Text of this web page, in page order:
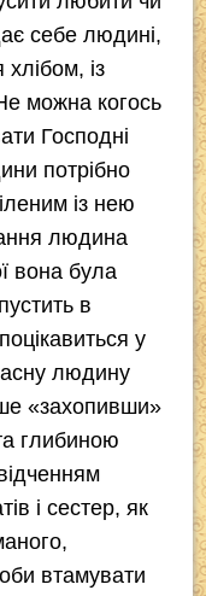
себе людині,
із
можна когось
Господні
потрібно
із нею
людина
вона була
в
у
людину
«захопивши»
глибиною
і сестер, як
втамувати